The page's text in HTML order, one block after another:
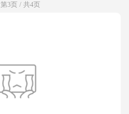
第3页 / 共4页